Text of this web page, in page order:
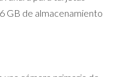
GB de almacenamiento